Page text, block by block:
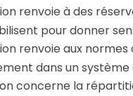
renvoie à des
pour donner
renvoie aux
dans un système
concerne la